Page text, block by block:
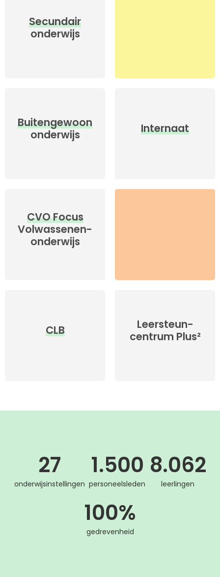
Secundair
onderwijs
Buiten­gewoon
onderwijs
Internaat
CVO Focus
Volwas­senen­
onderwijs
CLB
Leersteun­
centrum­ Plus²
onderwijsinstellingen
27
personeelsleden
1.500
leerlingen
8.062
gedrevenheid
100%